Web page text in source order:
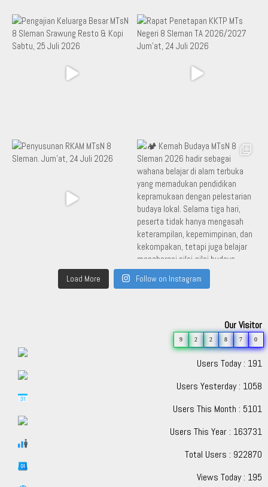
Load More Follow on Instagram
Our Visitor
9 2 2 8 7 0
Users Today : 191
Users Yesterday : 1058
Users This Month : 5101
Users This Year : 163731
Total Users : 922870
Views Today : 195